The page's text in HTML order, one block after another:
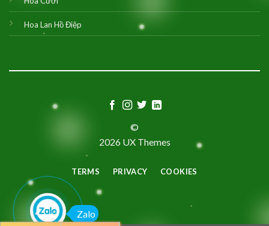
Hoa Lan Hồ Điệp
©
2026 UX Themes
TERMS PRIVACY COOKIES
Zalo